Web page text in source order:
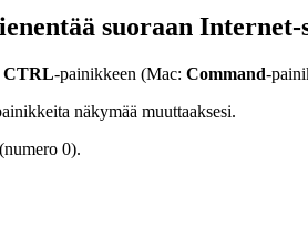
suoraan Internet-
CTRL-painikkeen (Mac: Command-
näkymää muuttaaksesi.
0).